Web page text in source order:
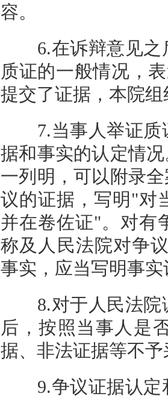
容。
6.在诉辩意见之
质证的一般情况，
提交了证据，本院
7.当事人举证质
据和事实的认定情
一列明，可以附录
议的证据，写明"对
并在卷佐证"。对有
称及人民法院对争
事实，应当写明事
8.对于人民法院
后，按照当事人是
据、非法证据等不
9.争议证据认定